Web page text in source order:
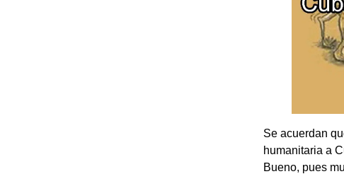
Se acuerdan
humanitaria a
Bueno, pues